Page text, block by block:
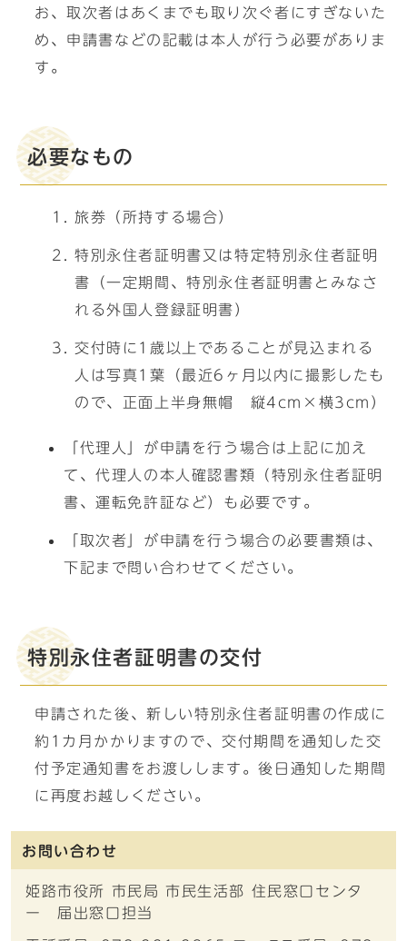
お、取次者はあくまでも取り次ぐ者にすぎないた
め、申請書などの記載は本人が行う必要がありま
す。
必要なもの
旅券（所持する場合）
特別永住者証明書又は特定特別永住者証明
書（一定期間、特別永住者証明書とみなさ
れる外国人登録証明書）
交付時に1歳以上であることが見込まれる
人は写真1葉（最近6ヶ月以内に撮影したも
ので、正面上半身無帽 縦4cm×横3cm）
「代理人」が申請を行う場合は上記に加え
て、代理人の本人確認書類（特別永住者証明
書、運転免許証など）も必要です。
「取次者」が申請を行う場合の必要書類は、
下記まで問い合わせてください。
特別永住者証明書の交付
申請された後、新しい特別永住者証明書の作成に
約1カ月かかりますので、交付期間を通知した交
付予定通知書をお渡しします。後日通知した期間
に再度お越しください。
お問い合わせ
姫路市役所 市民局 市民生活部 住民窓口センタ
ー 届出窓口担当